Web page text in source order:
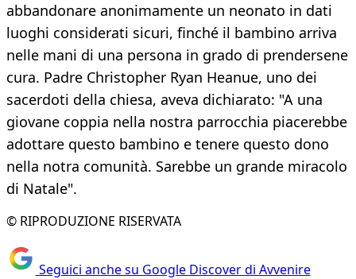
abbandonare anonimamente un neonato in dati
luoghi considerati sicuri, finché il bambino arriva
nelle mani di una persona in grado di prendersene
cura. Padre Christopher Ryan Heanue, uno dei
sacerdoti della chiesa, aveva dichiarato: "A una
giovane coppia nella nostra parrocchia piacerebbe
adottare questo bambino e tenere questo dono
nella notra comunità. Sarebbe un grande miracolo
di Natale".
© RIPRODUZIONE RISERVATA
Seguici anche su Google Discover di Avvenire